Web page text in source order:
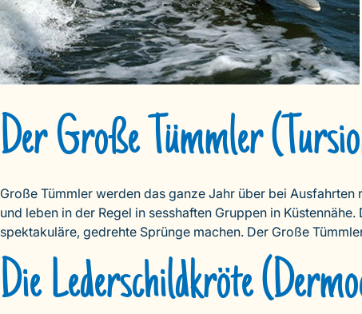
Der Große Tümmler
Große Tümmler werden das ganze Jahr über bei Ausfahrten
und leben in der Regel in sesshaften Gruppen in
spektakuläre, gedrehte Sprünge machen. Der Große
Die Lederschildkröte